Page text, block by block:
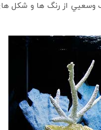
وسعيي از رنگ ها و شکل